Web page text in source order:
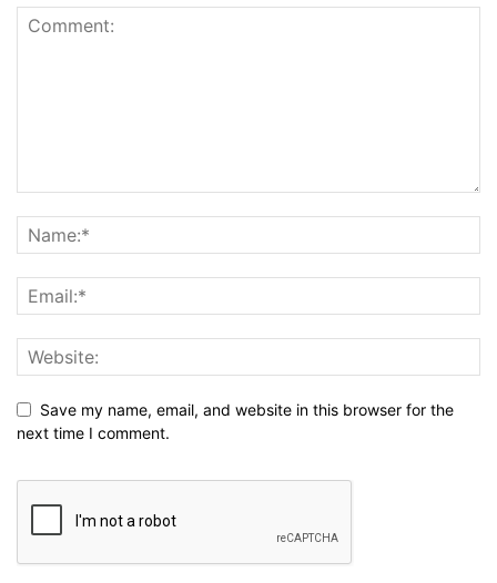
Save my name, email, and website in this browser for the
next time I comment.